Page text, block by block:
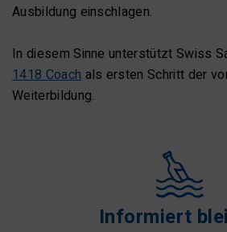
Ausbildung einschlagen.
In diesem Sinne unterstützt Swiss
1418 Coach als ersten Schritt der
Weiterbildung.
Informiert